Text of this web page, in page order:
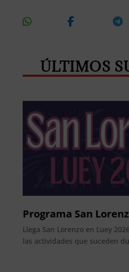
ÚLTIMOS
Programa San
Llega San Lorenzo en Luey
las actividades que suceden